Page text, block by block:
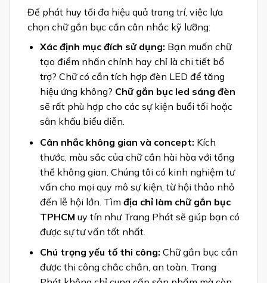
Để phát huy tối đa hiệu quả trang trí, việc lựa
chọn chữ gắn bục cần cân nhắc kỹ lưỡng:
Xác định mục đích sử dụng: Bạn muốn chữ
tạo điểm nhấn chính hay chỉ là chi tiết bổ
trợ? Chữ có cần tích hợp đèn LED để tăng
hiệu ứng không? Chữ gắn bục led sáng đèn
sẽ rất phù hợp cho các sự kiện buổi tối hoặc
sân khấu biểu diễn.
Cân nhắc không gian và concept: Kích
thước, màu sắc của chữ cần hài hòa với tổng
thể không gian. Chúng tôi có kinh nghiệm tư
vấn cho mọi quy mô sự kiện, từ hội thảo nhỏ
đến lễ hội lớn. Tìm địa chỉ làm chữ gắn bục
TPHCM uy tín như Trang Phát sẽ giúp bạn có
được sự tư vấn tốt nhất.
Chú trọng yếu tố thi công: Chữ gắn bục cần
được thi công chắc chắn, an toàn. Trang